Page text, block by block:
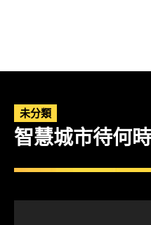
未分類
智慧城市待何